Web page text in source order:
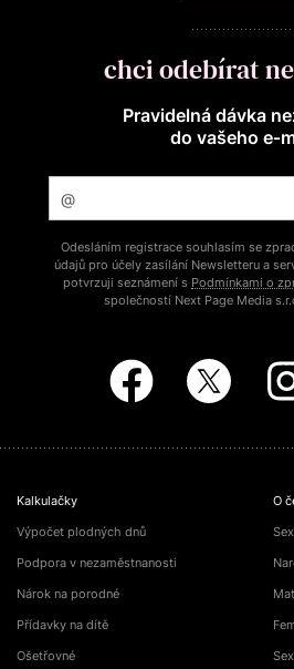
chci odebírat
Pravidelná dávka
do vašeho
Odesláním registrace souhlasím se
údajů pro účely zasílání Newsletteru a
potvrzuji seznámení s Podmínkami o
společností Next Page Media
Kalkulačky
Výpočet plodných dnů
Podpora v nezaměstnanosti
Nárok na porodné
Přídavky na dítě
Ošetřovné
O